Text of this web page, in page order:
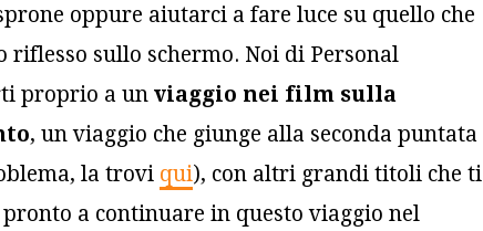
oppure aiutarci a fare luce su quello che
riflesso sullo schermo. Noi di Personal
proprio a un viaggio nei film sulla
, un viaggio che giunge alla seconda puntata
la trovi qui), con altri grandi titoli che ti
a continuare in questo viaggio nel